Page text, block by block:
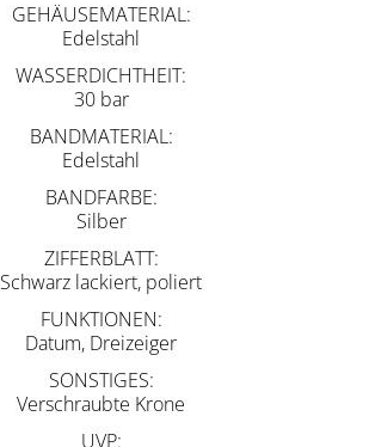
GEHÄUSEMATERIAL
Edelstahl
WASSERDICHTHEIT
30 bar
BANDMATERIAL
Edelstahl
BANDFARBE
Silber
ZIFFERBLATT
Schwarz lackiert, poliert
FUNKTIONEN
Datum, Dreizeiger
SONSTIGES
Verschraubte Krone
UVP